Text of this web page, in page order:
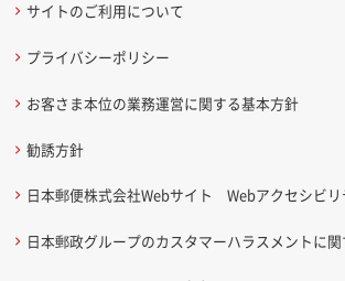
サイトのご利用について
プライバシーポリシー
お客さま本位の業務運営に関する基本方針
勧誘方針
日本郵便株式会社Webサイト Webアクセシビ
日本郵政グループのカスタマーハラスメントに